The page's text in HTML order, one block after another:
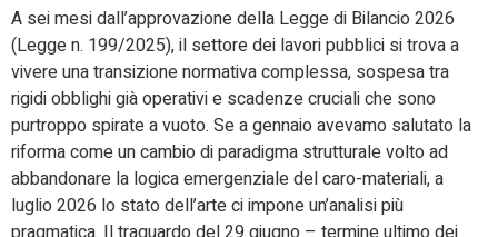
A sei mesi dall’approvazione della Legge di Bilancio 2026
(Legge n. 199/2025), il settore dei lavori pubblici si trova a
vivere una transizione normativa complessa, sospesa tra
rigidi obblighi già operativi e scadenze cruciali che sono
purtroppo spirate a vuoto. Se a gennaio avevamo salutato la
riforma come un cambio di paradigma strutturale volto ad
abbandonare la logica emergenziale del caro-materiali, a
luglio 2026 lo stato dell’arte ci impone un’analisi più